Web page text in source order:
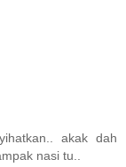
akak dah
nasi tu..